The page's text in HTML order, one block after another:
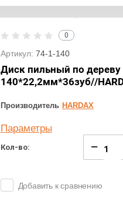
0
Артикул: 74-1-140
Диск пильный по дереву
140*22,2мм*36зуб//
Производитель HARDAX
Параметры
Кол-во: −
Добавить к сравнению